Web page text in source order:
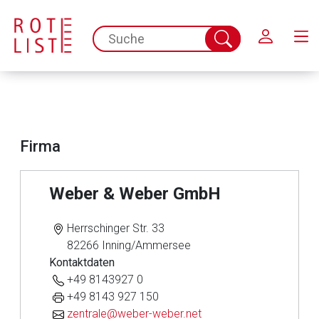
spc.search.input.placeholder
Suche
abschicken
Firma
Weber & Weber GmbH
Herrschinger Str. 33
82266 Inning/Ammersee
Kontaktdaten
+49 8143927 0
+49 8143 927 150
zentrale@weber-weber.net